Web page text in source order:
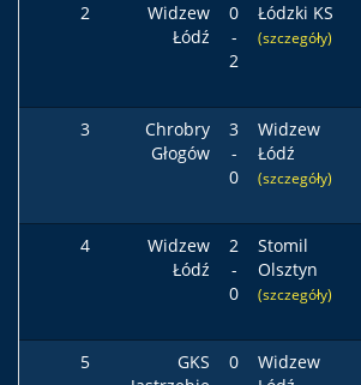
2
Widzew
Łódź
0
-
2
Łódzki KS
(szczegóły)
3
Chrobry
Głogów
3
-
0
Widzew
Łódź
(szczegóły)
4
Widzew
Łódź
2
-
0
Stomil
Olsztyn
(szczegóły)
5
GKS
0
Widzew